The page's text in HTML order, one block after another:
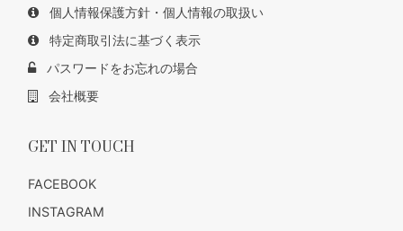
個人情報保護方針・個人情報の取扱い
特定商取引法に基づく表示
パスワードをお忘れの場合
会社概要
GET IN TOUCH
FACEBOOK
INSTAGRAM